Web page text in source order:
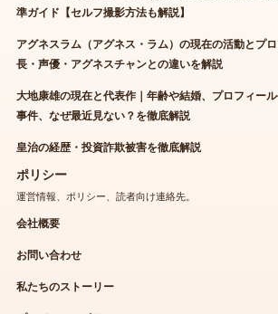
準ガイド【セルフ撮影方法も解説】
アグネスラム（アグネス・ラム）の現在の活動とプ
長・声優・アグネスチャンとの違いを解説
大地康雄の現在と代表作｜年齢や結婚、プロフィー
事件、なぜ最近見ない？を徹底解説
皇治の経歴・投資詐欺被害を徹底解説
ポリシー
運営情報、ポリシー、読者向け連絡先。
会社概要
お問い合わせ
私たちのストーリー